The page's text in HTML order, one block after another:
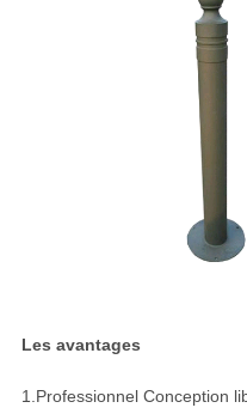
Les avantages
1.Professionnel Conception